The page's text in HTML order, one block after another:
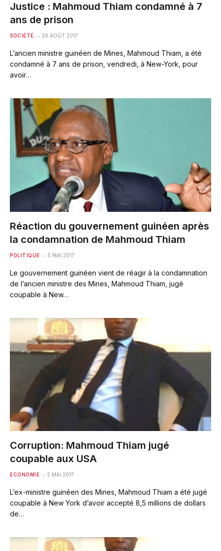
Justice : Mahmoud Thiam condamné à 7
ans de prison
SOCIÉTÉ 26 AOÛT 2017
L’ancien ministre guinéen de Mines, Mahmoud Thiam, a été
condamné à 7 ans de prison, vendredi, à New-York, pour
avoir…
Réaction du gouvernement guinéen après
la condamnation de Mahmoud Thiam
POLITIQUE 5 MAI 2017
Le gouvernement guinéen vient de réagir à la condamnation
de l’ancien ministre des Mines, Mahmoud Thiam, jugé
coupable à New…
Corruption: Mahmoud Thiam jugé
coupable aux USA
ECONOMIE 5 MAI 2017
L’ex-ministre guinéen des Mines, Mahmoud Thiam a été jugé
coupable à New York d’avoir accepté 8,5 millions de dollars
de…